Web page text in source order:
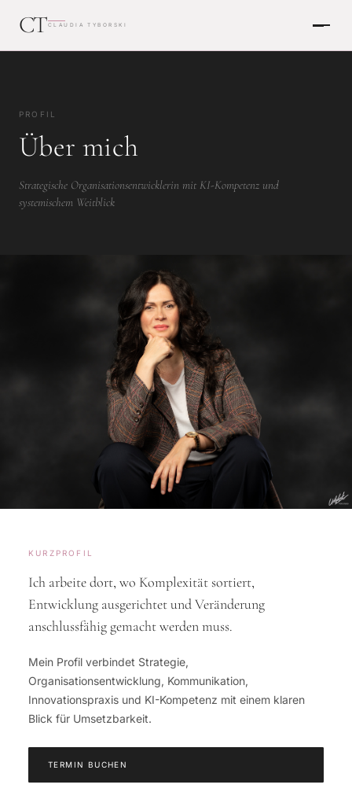
CT CLAUDIA TYBORSKI
PROFIL
Über mich
Strategische Organisationsentwicklerin mit KI-Kompetenz und
systemischem Weitblick
KURZPROFIL
Ich arbeite dort, wo Komplexität sortiert,
Entwicklung ausgerichtet und Veränderung
anschlussfähig gemacht werden muss.
Mein Profil verbindet Strategie,
Organisationsentwicklung, Kommunikation,
Innovationspraxis und KI-Kompetenz mit einem klaren
Blick für Umsetzbarkeit.
TERMIN BUCHEN